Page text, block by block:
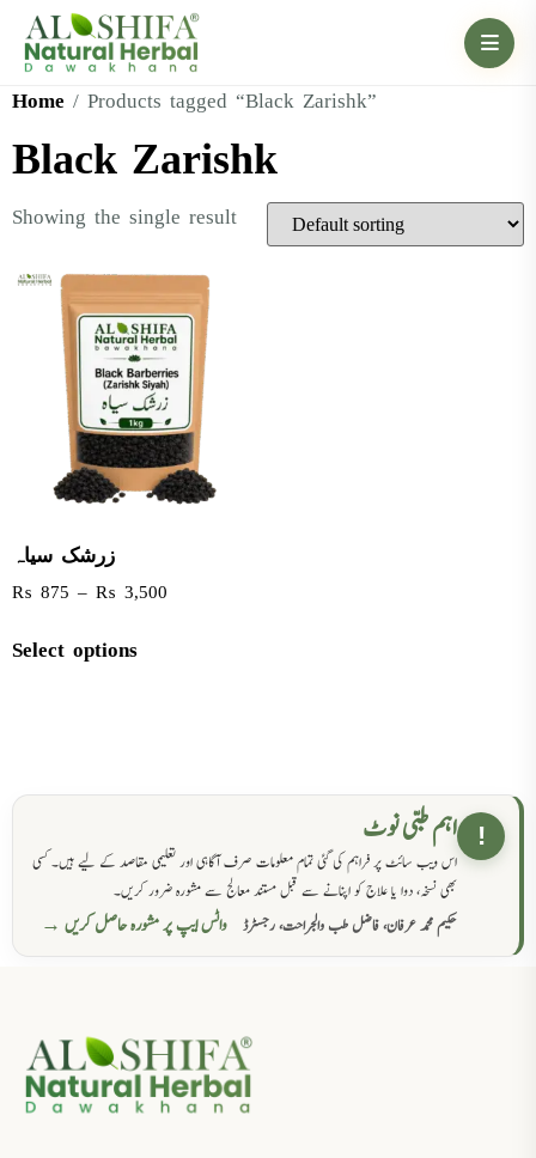
Home / Products tagged “Black Zarishk”
Black Zarishk
Showing the single result
زرشک سیاہ
₨ 875 – ₨ 3,500
Select options
! اہم طبی نوٹ
اس ویب سائٹ پر فراہم کی گئی تمام معلومات صرف آگاہی اور تعلیمی مقاصد کے لیے ہیں۔ کسی
بھی نسخہ، دوا یا علاج کو اپنانے سے قبل مستند معالج سے مشورہ ضرور کریں۔
حکیم محمد عرفان، فاضل طب والجراحت، رجسٹرڈ
واٹس ایپ پر مشورہ حاصل کریں →